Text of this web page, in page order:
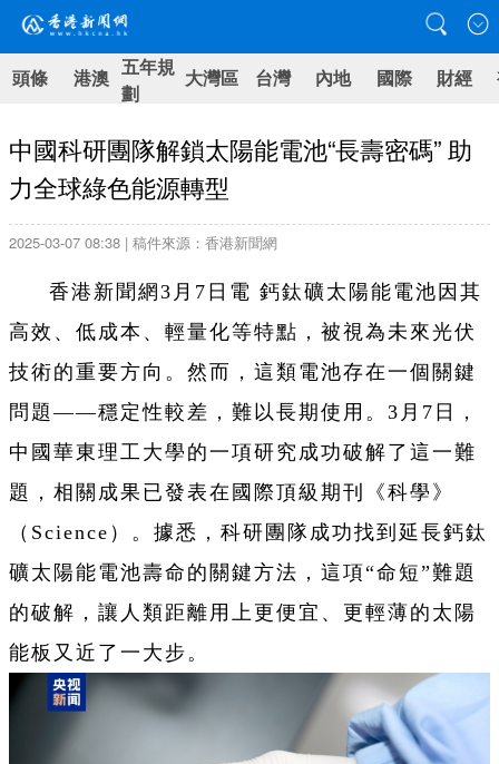
頭條 港澳 五年規
劃
大灣區 台灣 內地 國際 財經
中國科研團隊解鎖太陽能電池“長壽密碼” 助
力全球綠色能源轉型
2025-03-07 08:38 | 稿件來源：香港新聞網
香港新聞網3月7日電 鈣鈦礦太陽能電池因其
高效、低成本、輕量化等特點，被視為未來光伏
技術的重要方向。然而，這類電池存在一個關鍵
問題——穩定性較差，難以長期使用。3月7日，
中國華東理工大學的一項研究成功破解了這一難
題，相關成果已發表在國際頂級期刊《科學》
（Science）。據悉，科研團隊成功找到延長鈣鈦
礦太陽能電池壽命的關鍵方法，這項“命短”難題
的破解，讓人類距離用上更便宜、更輕薄的太陽
能板又近了一大步。